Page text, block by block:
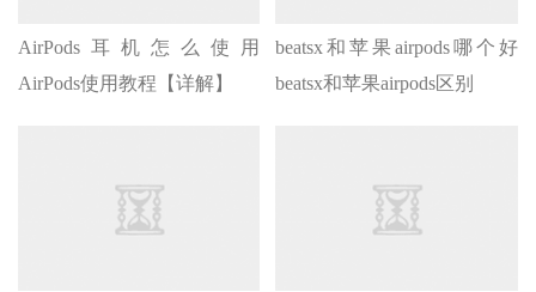
AirPods耳机怎么使用
AirPods使用教程【详解】
beatsx和苹果airpods哪个好
beatsx和苹果airpods区别